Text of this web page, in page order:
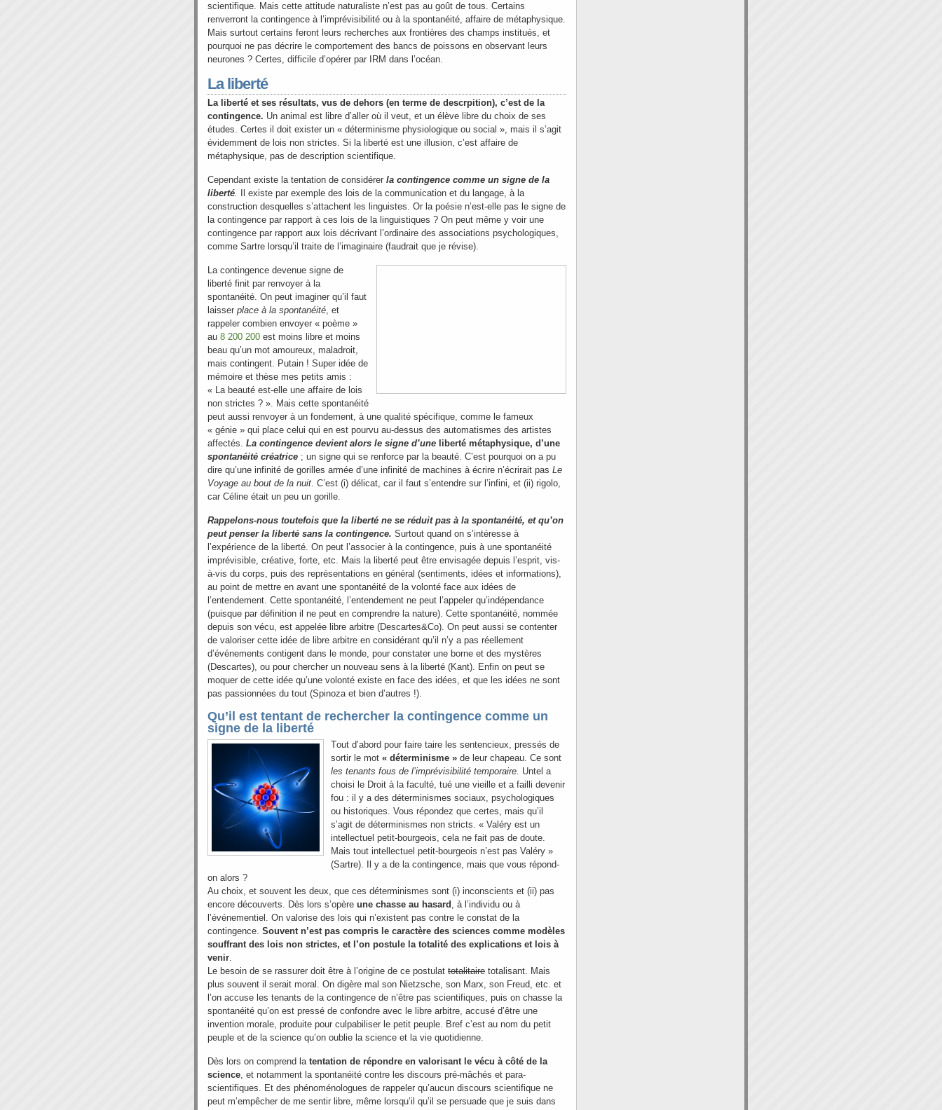
scientifique. Mais cette attitude naturaliste n’est pas au goût de tous. Certains
renverront la contingence à l’imprévisibilité ou à la spontanéité, affaire de métaphysique.
Mais surtout certains feront leurs recherches aux frontières des champs institués, et
pourquoi ne pas décrire le comportement des bancs de poissons en observant leurs
neurones ? Certes, difficile d’opérer par IRM dans l’océan.
La liberté
La liberté et ses résultats, vus de dehors (en terme de descrpition), c’est de la
contingence. Un animal est libre d’aller où il veut, et un élève libre du choix de ses
études. Certes il doit exister un « déterminisme physiologique ou social », mais il s’agit
évidemment de lois non strictes. Si la liberté est une illusion, c’est affaire de
métaphysique, pas de description scientifique.
Cependant existe la tentation de considérer la contingence comme un signe de la
liberté.
Il existe par exemple des lois de la communication et du langage, à la
construction desquelles s’attachent les linguistes. Or la poésie n’est-elle pas le signe de
la contingence par rapport à ces lois de la linguistiques ? On peut même y voir une
contingence par rapport aux lois décrivant l’ordinaire des associations psychologiques,
comme Sartre lorsqu’il traite de l’imaginaire (faudrait que je révise).
La contingence devenue signe de
liberté finit par renvoyer à la
spontanéité. On peut imaginer qu’il faut
laisser place à la spontanéité, et
rappeler combien envoyer « poème »
au 8 200 200 est moins libre et moins
beau qu’un mot amoureux, maladroit,
mais contingent. Putain ! Super idée de
mémoire et thèse mes petits amis :
« La beauté est-elle une affaire de lois
non strictes ? ». Mais cette spontanéité
peut aussi renvoyer à un fondement, à une qualité spécifique, comme le fameux
« génie » qui place celui qui en est pourvu au-dessus des automatismes des artistes
affectés. La contingence devient alors le signe d’une liberté métaphysique, d’une
spontanéité créatrice ; un signe qui se renforce par la beauté. C’est pourquoi on a pu
dire qu’une infinité de gorilles armée d’une infinité de machines à écrire n’écrirait pas Le
Voyage au bout de la nuit. C’est (i) délicat, car il faut s’entendre sur l’infini, et (ii) rigolo,
car Céline était un peu un gorille.
Rappelons-nous toutefois que la liberté ne se réduit pas à la spontanéité, et qu’on
peut penser la liberté sans la contingence. Surtout quand on s’intéresse à
l’expérience de la liberté. On peut l’associer à la contingence, puis à une spontanéité
imprévisible, créative, forte, etc. Mais la liberté peut être envisagée depuis l’esprit, vis-
à-vis du corps, puis des représentations en général (sentiments, idées et informations),
au point de mettre en avant une spontanéité de la volonté face aux idées de
l’entendement. Cette spontanéité, l’entendement ne peut l’appeler qu’indépendance
(puisque par définition il ne peut en comprendre la nature). Cette spontanéité, nommée
depuis son vécu, est appelée libre arbitre (Descartes&Co). On peut aussi se contenter
de valoriser cette idée de libre arbitre en considérant qu’il n’y a pas réellement
d’événements contigent dans le monde, pour constater une borne et des mystères
(Descartes), ou pour chercher un nouveau sens à la liberté (Kant). Enfin on peut se
moquer de cette idée qu’une volonté existe en face des idées, et que les idées ne sont
pas passionnées du tout (Spinoza et bien d’autres !).
Qu’il est tentant de rechercher la contingence comme un
signe de la liberté
Tout d’abord pour faire taire les sentencieux, pressés de
sortir le mot « déterminisme » de leur chapeau. Ce sont
les tenants fous de l’imprévisibilité temporaire. Untel a
choisi le Droit à la faculté, tué une vieille et a failli devenir
fou : il y a des déterminismes sociaux, psychologiques
ou historiques. Vous répondez que certes, mais qu’il
s’agit de déterminismes non stricts. « Valéry est un
intellectuel petit-bourgeois, cela ne fait pas de doute.
Mais tout intellectuel petit-bourgeois n’est pas Valéry »
(Sartre). Il y a de la contingence, mais que vous répond-
on alors ?
Au choix, et souvent les deux, que ces déterminismes sont (i) inconscients et (ii) pas
encore découverts. Dès lors s’opère une chasse au hasard , à l’individu ou à
l’événementiel. On valorise des lois qui n’existent pas contre le constat de la
contingence. Souvent n’est pas compris le caractère des sciences comme modèles
souffrant des lois non strictes, et l’on postule la totalité des explications et lois à
venir.
Le besoin de se rassurer doit être à l’origine de ce postulat totalitaire totalisant. Mais
plus souvent il serait moral. On digère mal son Nietzsche, son Marx, son Freud, etc. et
l’on accuse les tenants de la contingence de n’être pas scientifiques, puis on chasse la
spontanéité qu’on est pressé de confondre avec le libre arbitre, accusé d’être une
invention morale, produite pour culpabiliser le petit peuple. Bref c’est au nom du petit
peuple et de la science qu’on oublie la science et la vie quotidienne.
Dès lors on comprend la tentation de répondre en valorisant le vécu à côté de la
science, et notamment la spontanéité contre les discours pré-mâchés et para-
scientifiques. Et des phénoménologues de rappeler qu’aucun discours scientifique ne
peut m’empêcher de me sentir libre, même lorsqu’il qu’il se persuade que je suis dans